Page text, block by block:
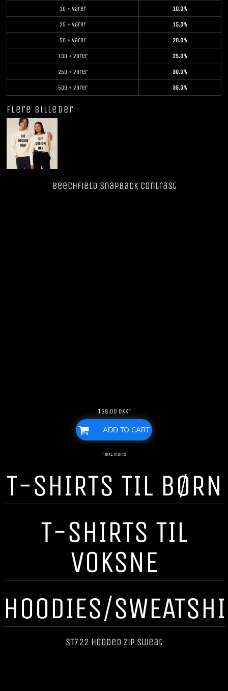
10 + varer 10.0%
25 + varer 15.0%
50 + varer 20.0%
100 + varer 25.0%
250 + varer 30.0%
500 + varer 35.0%
Flere billeder
Beechfield SnapBack Contrast
158,00 DKK*
ADD TO CART
* inkl. moms
T-SHIRTS TIL BØRN
T-SHIRTS TIL
VOKSNE
HOODIES/
ST722 Hooded Zip Sweat